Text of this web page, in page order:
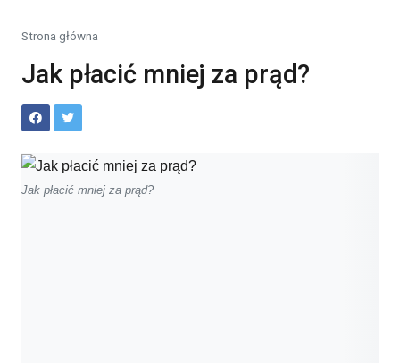
Strona główna
Jak płacić mniej za prąd?
Jak płacić mniej za prąd?